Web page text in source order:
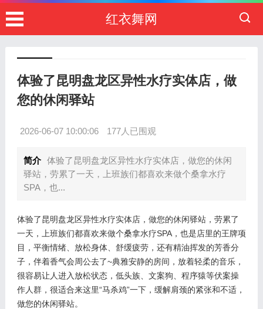
红衣舞网
体验了昆明盘龙区异性水疗实体店，做
您的休闲驿站
2026-06-07 10:00:06 177人已围观
简介 体验了昆明盘龙区异性水疗实体店，做您的休闲
驿站，劳累了一天，上班族们都喜欢来做个桑拿水疗
SPA，也...
体验了昆明盘龙区异性水疗实体店，做您的休闲驿站，劳累了
一天，上班族们都喜欢来做个桑拿水疗SPA，也是店里的王牌项
目，平衡情绪、放松身体、舒缓疲劳，还有精油挥发的芳香分
子，伴着香气会周公去了~典雅安静的房间，放着轻柔的音乐，
很容易让人进入放松状态，低头族、文案狗、程序猿等伏案操
作人群，很适合来这里“马杀鸡”一下，缓解肩颈的紧张和不适，
做您的休闲驿站。